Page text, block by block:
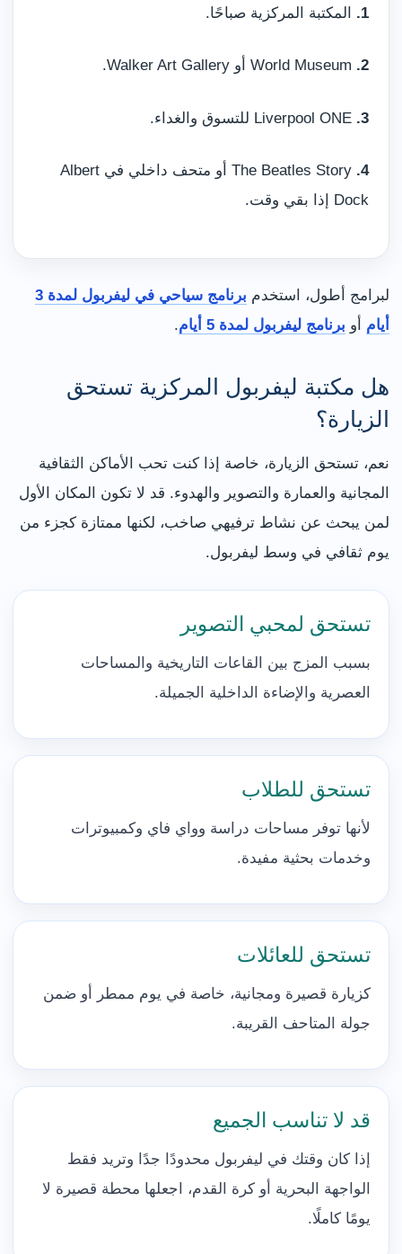
1. المكتبة المركزية صباحًا.
2.
3.
4.
The Beatles Story أو متحف داخلي في Albert
Dock إذا بقي وقت.
لبرامج أطول، استخدم
برنامج سياحي في ليفربول لمدة 3
أيام أو برنامج ليفربول لمدة 5 أيام .
هل مكتبة ليفربول المركزية تستحق
الزيارة؟
نعم، تستحق الزيارة، خاصة إذا كنت تحب الأماكن الثقافية
المجانية والعمارة والتصوير والهدوء. قد لا تكون المكان الأول
لمن يبحث عن نشاط ترفيهي صاخب، لكنها ممتازة كجزء من
يوم ثقافي في وسط ليفربول.
تستحق لمحبي التصوير
بسبب المزج بين القاعات التاريخية والمساحات
العصرية والإضاءة الداخلية الجميلة.
تستحق للطلاب
لأنها توفر مساحات دراسة وواي فاي وكمبيوترات
وخدمات بحثية مفيدة.
تستحق للعائلات
كزيارة قصيرة ومجانية، خاصة في يوم ممطر أو ضمن
جولة المتاحف القريبة.
قد لا تناسب الجميع
إذا كان وقتك في ليفربول محدودًا جدًا وتريد فقط
الواجهة البحرية أو كرة القدم، اجعلها محطة قصيرة لا
يومًا كاملًا.